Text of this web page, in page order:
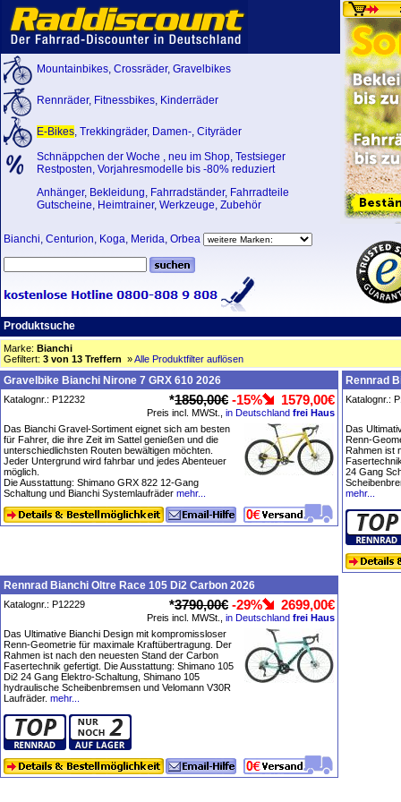
Mountainbikes, Crossräder, Gravelbikes
Rennräder, Fitnessbikes, Kinderräder
E-Bikes, Trekkingräder, Damen-, Cityräder
Schnäppchen der Woche , neu im Shop, Testsieger
Restposten, Vorjahresmodelle bis -80% reduziert
Anhänger, Bekleidung, Fahrradständer, Fahrradteile
Gutscheine, Heimtrainer, Werkzeuge, Zubehör
Bianchi, Centurion, Koga, Merida, Orbea
Produktsuche
Marke: Bianchi
Gefiltert: 3 von 13 Treffern »Alle Produktfilter auflösen
Gravelbike Bianchi Nirone 7 GRX 610 2026
Katalognr.: P12232 *1850,00€ -15% 1579,00€
Preis incl. MWSt., in Deutschland frei Haus
Das Bianchi Gravel-Sortiment eignet sich am besten
für Fahrer, die ihre Zeit im Sattel genießen und die
unterschiedlichsten Routen bewältigen möchten.
Jeder Untergrund wird fahrbar und jedes Abenteuer
möglich.
Die Ausstattung: Shimano GRX 822 12-Gang
Schaltung und Bianchi Systemlaufräder mehr...
Rennrad
Katalognr.:
Das
Renn-
Rahmen ist
24 Gang
mehr...
Rennrad Bianchi Oltre Race 105 Di2 Carbon 2026
Katalognr.: P12229 *3790,00€ -29% 2699,00€
Preis incl. MWSt., in Deutschland frei Haus
Das Ultimative Bianchi Design mit kompromissloser
Renn-Geometrie für maximale Kraftübertragung. Der
Rahmen ist nach den neuesten Stand der Carbon
Fasertechnik gefertigt. Die Ausstattung: Shimano 105
Di2 24 Gang Elektro-Schaltung, Shimano 105
hydraulische Scheibenbremsen und Velomann V30R
Laufräder. mehr...